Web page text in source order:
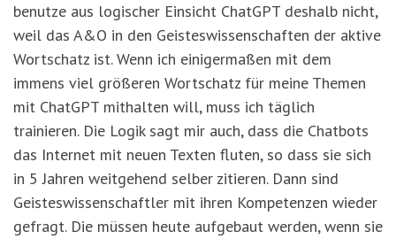
benutze aus logischer Einsicht ChatGPT deshalb nicht,
weil das A&O in den Geisteswissenschaften der aktive
Wortschatz ist. Wenn ich einigermaßen mit dem
immens viel größeren Wortschatz für meine Themen
mit ChatGPT mithalten will, muss ich täglich
trainieren. Die Logik sagt mir auch, dass die Chatbots
das Internet mit neuen Texten fluten, so dass sie sich
in 5 Jahren weitgehend selber zitieren. Dann sind
Geisteswissenschaftler mit ihren Kompetenzen wieder
gefragt. Die müssen heute aufgebaut werden, wenn sie